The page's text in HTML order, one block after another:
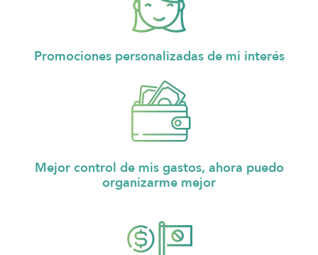
Promociones personalizadas de mi interés
Mejor control de mis gastos, ahora puedo
organizarme mejor